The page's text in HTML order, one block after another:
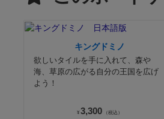
キングドミノ
欲しいタイルを手に入れて、森や
海、草原の広がる自分の王国を広げ
よう！
¥ 3,300 （税込）